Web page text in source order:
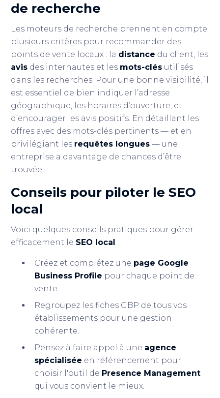
de recherche
Les moteurs de recherche prennent en compte
plusieurs critères pour recommander des
points de vente locaux : la distance du client, les
avis des internautes et les mots-clés utilisés
dans les recherches. Pour une bonne visibilité, il
est essentiel de bien indiquer l’adresse
géographique, les horaires d’ouverture, et
d’encourager les avis positifs. En détaillant les
offres avec des mots-clés pertinents — et en
privilégiant les requêtes longues — une
entreprise a davantage de chances d’être
trouvée.
Conseils pour piloter leSEO
local
Voici quelques conseils pratiques pour gérer
efficacement le SEO local :
Créez et complétez une page Google
Business Profile pour chaque point de
vente.
Regroupez les fiches GBP de tous vos
établissements pour une gestion
cohérente.
Pensez à faire appel à une agence
spécialisée en référencement pour
choisir l'outil de Presence Management
qui vous convient le mieux.